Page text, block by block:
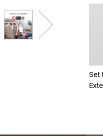
Set